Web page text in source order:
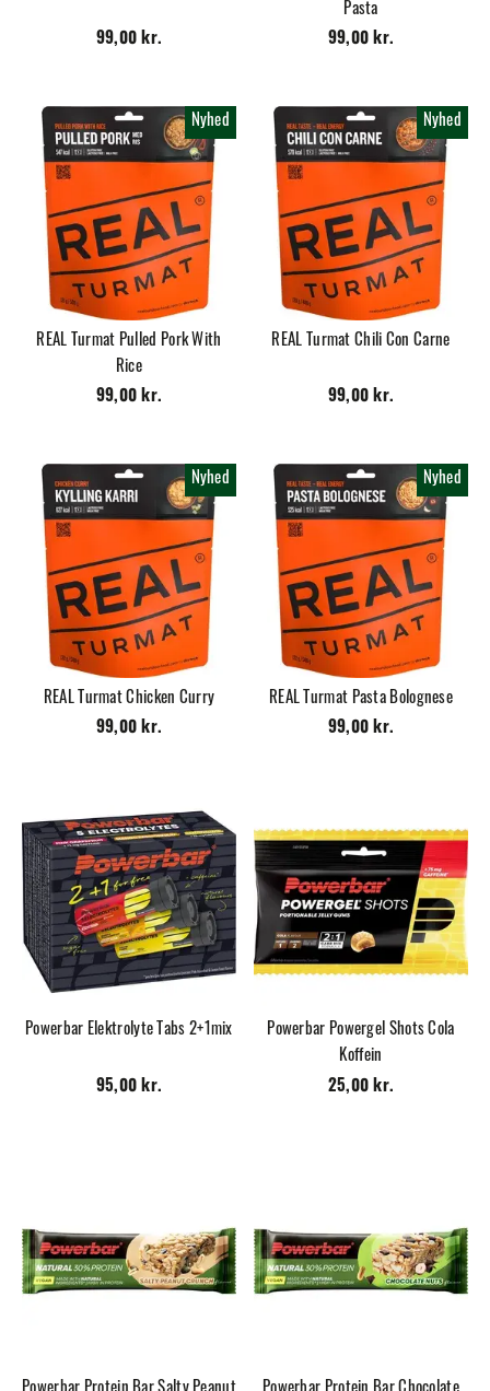
99,00 kr.
Pasta
99,00 kr.
Nyhed
REAL Turmat Pulled Pork With
Rice
99,00 kr.
Nyhed
REAL Turmat Chili Con Carne
99,00 kr.
Nyhed
REAL Turmat Chicken Curry
99,00 kr.
Nyhed
REAL Turmat Pasta Bolognese
99,00 kr.
Powerbar Elektrolyte Tabs 2+1mix
95,00 kr.
Powerbar Powergel Shots Cola
Koffein
25,00 kr.